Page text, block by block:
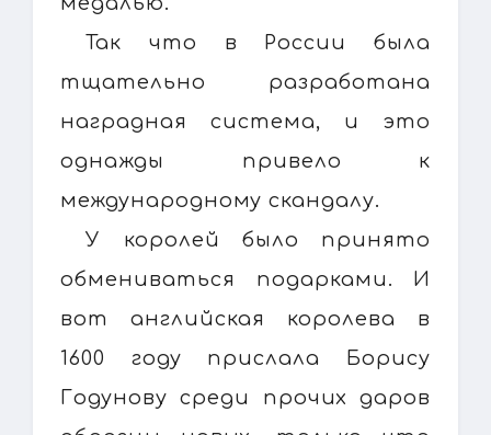
Так что в России была
тщательно разработана
наградная система, и это
однажды привело к
международному скандалу.
У королей было принято
обмениваться подарками. И
вот английская королева в
1600 году прислала Борису
Годунову среди прочих даров